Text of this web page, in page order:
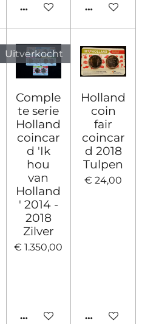
IN WINKELWAGEN
HOUD MIJ
OP DE HOOGTE
Uitverkocht
Comple
te serie
Holland
coincar
d 'Ik
hou
van
Holland
' 2014 -
2018
Zilver
€ 1.350,00
HOUD MIJ OP DE
Holland
coin
fair
coincar
d 2018
Tulpen
€ 24,00
IN